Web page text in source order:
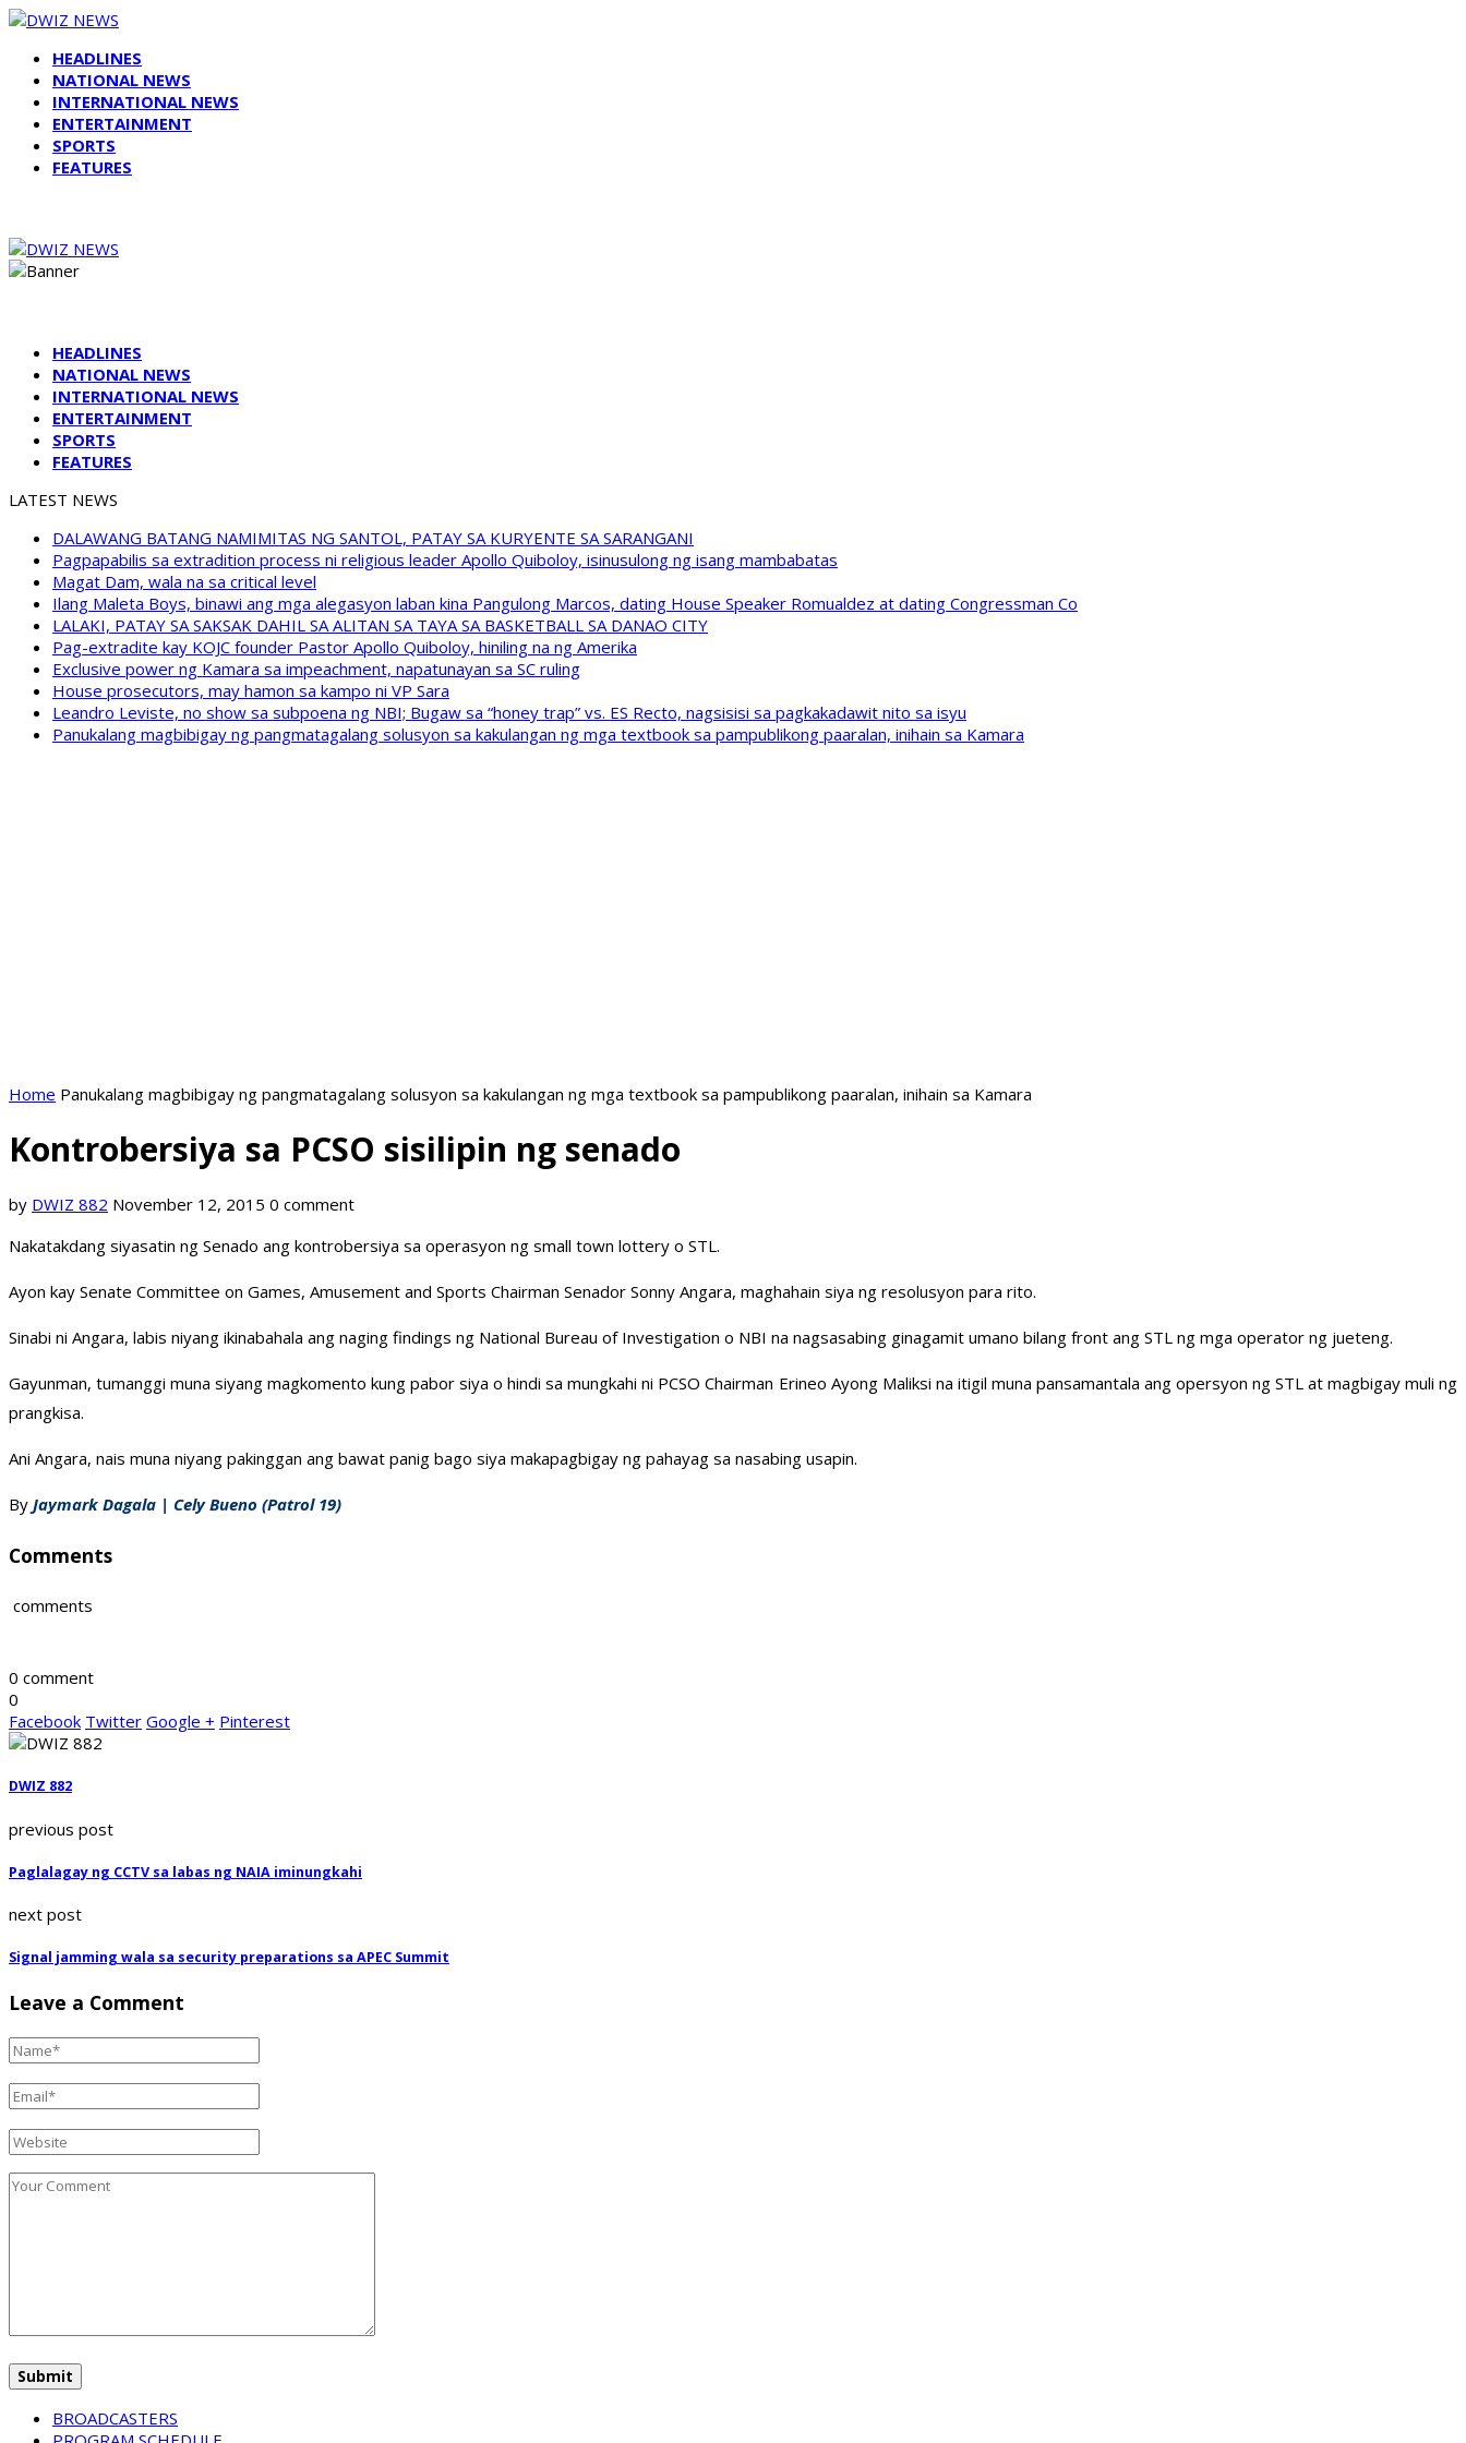
HEADLINES
NATIONAL NEWS
INTERNATIONAL NEWS
ENTERTAINMENT
SPORTS
FEATURES
HEADLINES
NATIONAL NEWS
INTERNATIONAL NEWS
ENTERTAINMENT
SPORTS
FEATURES
LATEST NEWS
DALAWANG BATANG NAMIMITAS NG SANTOL, PATAY SA KURYENTE SA SARANGANI
Pagpapabilis sa extradition process ni religious leader Apollo Quiboloy, isinusulong ng isang mambabatas
Magat Dam, wala na sa critical level
Ilang Maleta Boys, binawi ang mga alegasyon laban kina Pangulong Marcos, dating House Speaker Romualdez at dating Congressman Co
LALAKI, PATAY SA SAKSAK DAHIL SA ALITAN SA TAYA SA BASKETBALL SA DANAO CITY
Pag-extradite kay KOJC founder Pastor Apollo Quiboloy, hiniling na ng Amerika
Exclusive power ng Kamara sa impeachment, napatunayan sa SC ruling
House prosecutors, may hamon sa kampo ni VP Sara
Leandro Leviste, no show sa subpoena ng NBI; Bugaw sa “honey trap” vs. ES Recto, nagsisisi sa pagkakadawit nito sa isyu
Panukalang magbibigay ng pangmatagalang solusyon sa kakulangan ng mga textbook sa pampublikong paaralan, inihain sa Kamara
Home Panukalang magbibigay ng pangmatagalang solusyon sa kakulangan ng mga textbook sa pampublikong paaralan, inihain sa Kamara
Kontrobersiya sa PCSO sisilipin ng senado
by DWIZ 882 November 12, 2015 0 comment
Nakatakdang siyasatin ng Senado ang kontrobersiya sa operasyon ng small town lottery o STL.
Ayon kay Senate Committee on Games, Amusement and Sports Chairman Senador Sonny Angara, maghahain siya ng resolusyon para rito.
Sinabi ni Angara, labis niyang ikinabahala ang naging findings ng National Bureau of Investigation o NBI na nagsasabing ginagamit umano bilang front ang STL ng mga operator ng jueteng.
Gayunman, tumanggi muna siyang magkomento kung pabor siya o hindi sa mungkahi ni PCSO Chairman Erineo Ayong Maliksi na itigil muna pansamantala ang opersyon ng STL at magbigay muli ng
prangkisa.
Ani Angara, nais muna niyang pakinggan ang bawat panig bago siya makapagbigay ng pahayag sa nasabing usapin.
By Jaymark Dagala | Cely Bueno (Patrol 19)
Comments
comments
0 comment
0
Facebook Twitter Google + Pinterest
DWIZ 882
previous post
Paglalagay ng CCTV sa labas ng NAIA iminungkahi
next post
Signal jamming wala sa security preparations sa APEC Summit
Leave a Comment
BROADCASTERS